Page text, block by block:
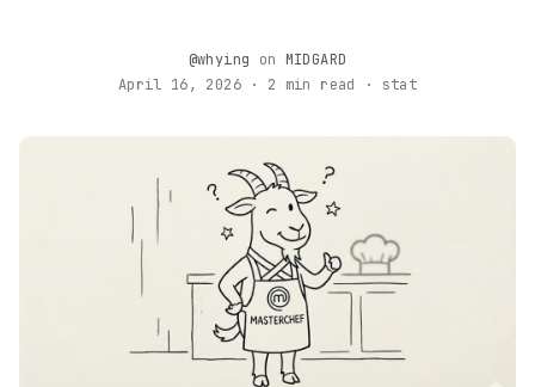
@whying on MIDGARD
April 16, 2026 · 2 min read · stat